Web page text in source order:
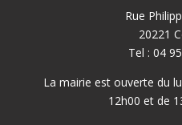
Rue
20221
Tel : 04
La mairie est ouverte du
12h00 et de